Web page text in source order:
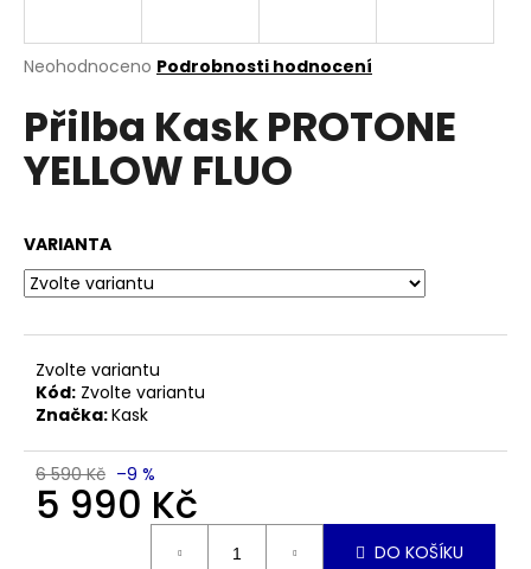
Průměrné
produktu
je
0,0
z
Neohodnoceno Podrobnosti hodnocení
Přilba Kask PROTONE
YELLOW FLUO
VARIANTA
Zvolte variantu
Kód: Zvolte variantu
Značka:Kask
6 590 Kč –9 %
5 990 Kč
DO KOŠÍKU
j
t
?
HLEDAT
D
o
p
o
u